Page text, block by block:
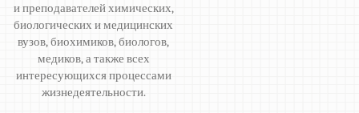
и преподавателей химических,
биологических и медицинских
вузов, биохимиков, биологов,
медиков, а также всех
интересующихся процессами
жизнедеятельности.